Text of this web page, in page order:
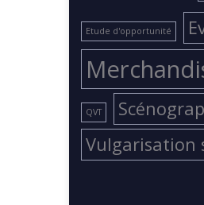
Etude d'opportunité
QVT
Vulgarisation